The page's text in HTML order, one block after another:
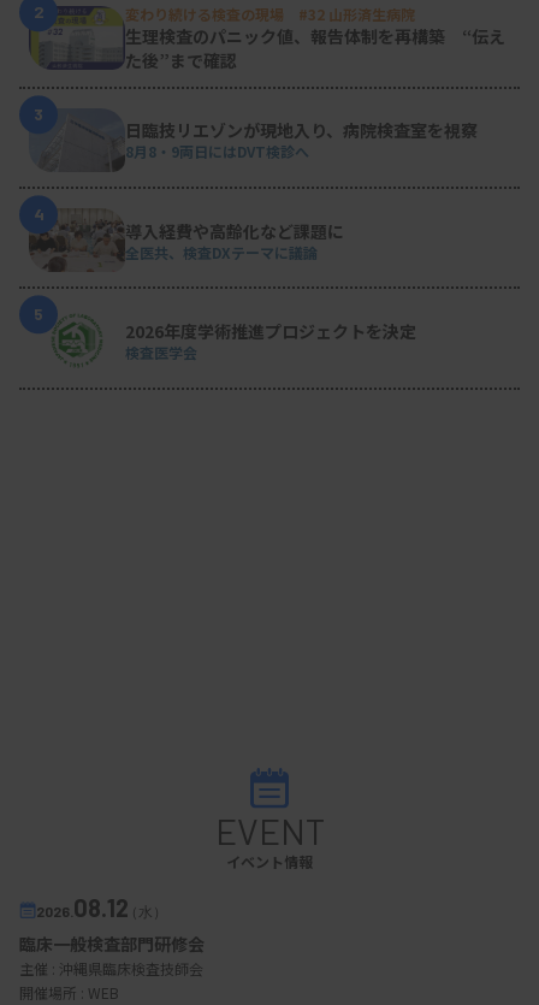
2 変わり続ける検査の現場 #32 山形済生病院
生理検査のパニック値、報告体制を再構築 “伝え
た後”まで確認
3
日臨技リエゾンが現地入り、病院検査室を視察
8月8・9両日にはDVT検診へ
4
導入経費や高齢化など課題に
全医共、検査DXテーマに議論
5
2026年度学術推進プロジェクトを決定
検査医学会
EVENT
イベント情報
2026. 08.12（水）
臨床一般検査部門研修会
主催 : 沖縄県臨床検査技師会
開催場所 : WEB